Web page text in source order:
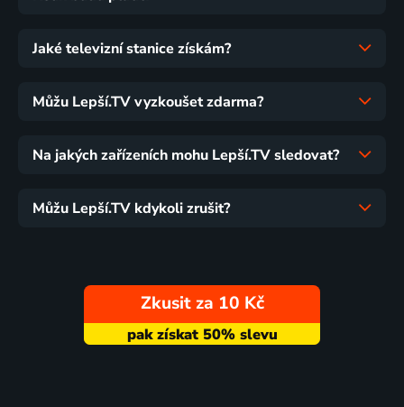
Jaké televizní stanice získám?
Můžu Lepší.TV vyzkoušet zdarma?
Na jakých zařízeních mohu Lepší.TV sledovat?
Můžu Lepší.TV kdykoli zrušit?
Zkusit za 10 Kč